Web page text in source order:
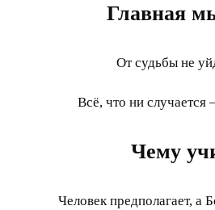
Главная
От судьбы не
Всё, что ни случается
Чему
Человек предполагает, а